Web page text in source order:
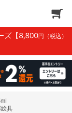
ズ 【8,800円（税込）
具